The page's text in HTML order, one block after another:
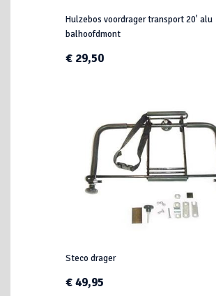
Hulzebos voordrager transport 20' alu
balhoofdmont
€ 29,50
Steco drager
€ 49,95